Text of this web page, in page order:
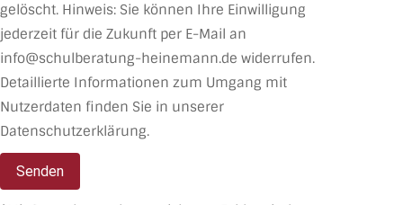
gelöscht. Hinweis: Sie können Ihre Einwilligung
jederzeit für die Zukunft per E-Mail an
info@schulberatung-heinemann.de widerrufen.
Detaillierte Informationen zum Umgang mit
Nutzerdaten finden Sie in unserer
Datenschutzerklärung.